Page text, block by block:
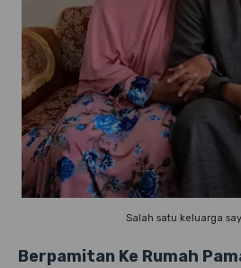
Salah satu keluarga
Berpamitan Ke Rumah